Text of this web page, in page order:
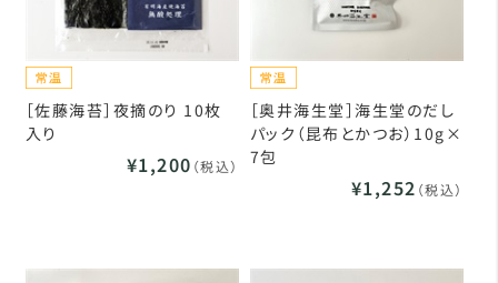
［佐藤海苔］夜摘のり 10枚
入り
¥1,200 （税込）
［奥井海生堂］海生堂のだし
パック（昆布とかつお）10g×
7包
¥1,252 （税込）